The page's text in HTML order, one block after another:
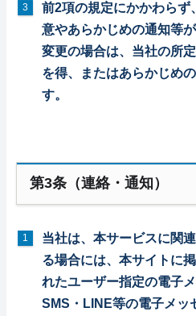
前2項の規定にかかわらず
意やあらかじめの通知等
変更の場合は、当社の所
を得、またはあらかじめ
す。
第3条（連絡・通知）
当社は、本サービスに関
る場合には、本サイトに
れたユーザー指定の電子
SMS・LINE等の電子メッ